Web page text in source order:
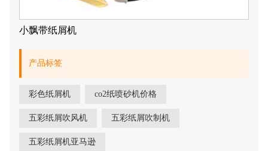
小飘带纸屑机
产品标签
彩色纸屑机 co2纸喷砂机价格
五彩纸屑吹风机 五彩纸屑吹制机
五彩纸屑机亚马逊